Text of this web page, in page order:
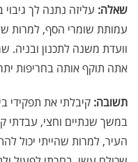
שאלה: עליזה נתנה לך
עמותת שומרי הסף, למרות
וועדת משנה לתכנון ובניה.
אתה תוקף אותה בחריפות
תשובה: קיבלתי את תפקידי
במשך שנתיים וחצי,
העיר, למרות שהייתי יכול